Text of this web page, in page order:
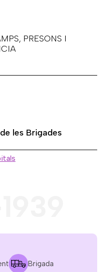
PRESONS I
les Brigades
Brigada